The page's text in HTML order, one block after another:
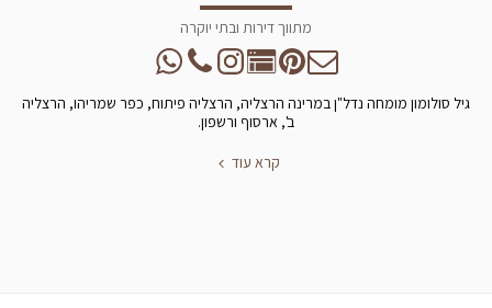
מתווך דירות ובתי יוקרה
גיל סולומון מומחה נדל"ן במרינה הרצליה, הרצליה פיתוח, כפר שמריהו, הרצליה
ב', ארסוף ורשפון.
קרא עוד